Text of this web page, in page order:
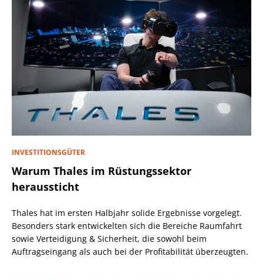
INVESTITIONSGÜTER
Warum Thales im Rüstungssektor
heraussticht
Thales hat im ersten Halbjahr solide Ergebnisse vorgelegt.
Besonders stark entwickelten sich die Bereiche Raumfahrt
sowie Verteidigung & Sicherheit, die sowohl beim
Auftragseingang als auch bei der Profitabilität überzeugten.